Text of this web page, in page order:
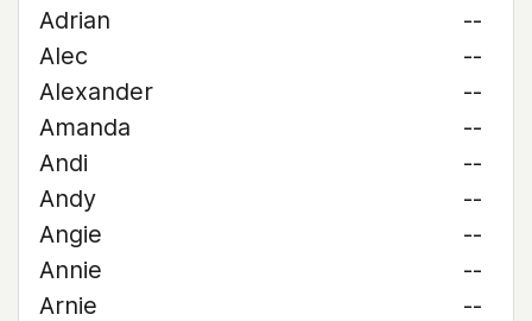
Adrian
--
Alec
--
Alexander
--
Amanda
--
Andi
--
Andy
--
Angie
--
Annie
--
Arnie
--